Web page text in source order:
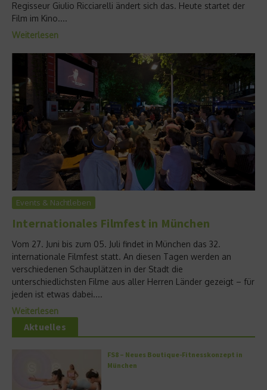
Regisseur Giulio Ricciarelli ändert sich das. Heute startet der
Film im Kino....
Weiterlesen
Events & Nachtleben
Internationales Filmfest in München
Vom 27. Juni bis zum 05. Juli findet in München das 32.
internationale Filmfest statt. An diesen Tagen werden an
verschiedenen Schauplätzen in der Stadt die
unterschiedlichsten Filme aus aller Herren Länder gezeigt – für
jeden ist etwas dabei....
Weiterlesen
Aktuelles
FS8 – Neues Boutique-Fitnesskonzept in
München